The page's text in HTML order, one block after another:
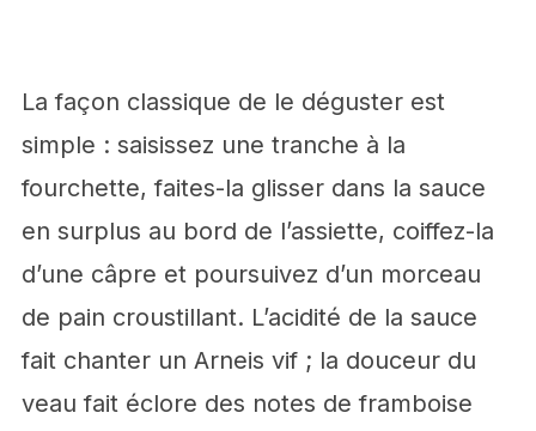
La façon classique de le déguster est
simple : saisissez une tranche à la
fourchette, faites-la glisser dans la sauce
en surplus au bord de l’assiette, coiffez-la
d’une câpre et poursuivez d’un morceau
de pain croustillant. L’acidité de la sauce
fait chanter un Arneis vif ; la douceur du
veau fait éclore des notes de framboise